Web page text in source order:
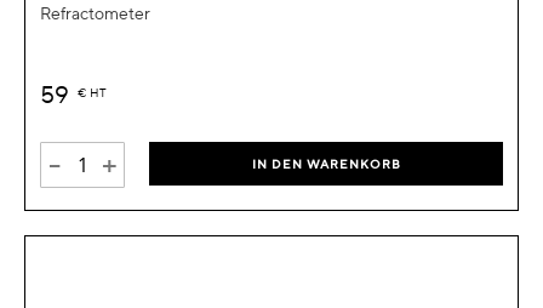
Refractometer
59 € HT
- + IN DEN WARENKORB